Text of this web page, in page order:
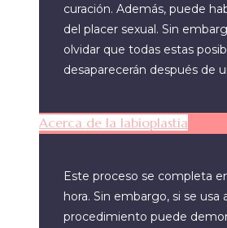
curación. Además, puede
del placer sexual. Sin
olvidar que todas estas
desaparecerán después de
Acerca de la labioplastia
Este proceso se completa
hora. Sin embargo, si se usa
procedimiento puede